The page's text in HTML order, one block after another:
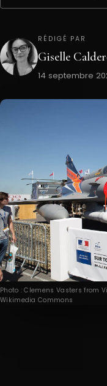
RÉDIGÉ PAR
Giselle
14 septembre
Photo : Clemens Vasters from
Wikimedia Commons